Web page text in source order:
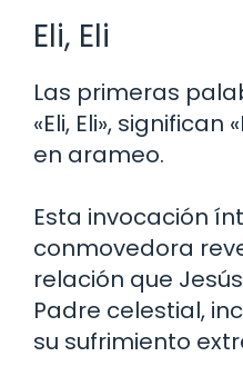
Eli, Eli
Las primeras
«Eli, Eli», significan
en arameo.
Esta invocación
conmovedora
relación que
Padre celestial,
su sufrimiento